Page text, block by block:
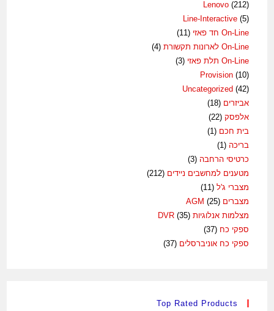
Lenovo (212)
Line-Interactive (5)
On-Line חד פאזי
(11)
On-Line לארונות תקשורת
(4)
On-Line תלת פאזי
(3)
Provision (10)
Uncategorized (42)
אביזרים (18)
אלפסק (22)
בית חכם (1)
בריכה (1)
כרטיסי הרחבה (3)
מטענים למחשבים ניידים (212)
מצברי ג'ל (11)
מצברים AGM(25)
מצלמות אנלוגיות DVR(35)
ספקי כח (37)
ספקי כח אוניברסלים (37)
Top Rated Products